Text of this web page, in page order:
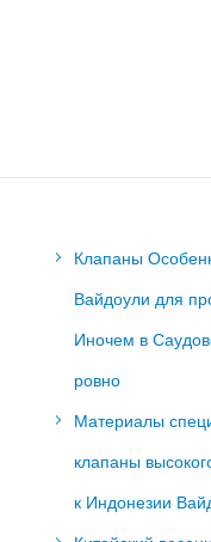
Клапаны
Вайдоули для
Иночем в
ровно
Материалы
клапаны
к Индонезии